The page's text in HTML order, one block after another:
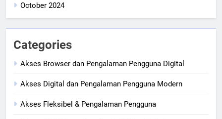
October 2024
Categories
Akses Browser dan Pengalaman Pengguna Digital
Akses Digital dan Pengalaman Pengguna Modern
Akses Fleksibel & Pengalaman Pengguna